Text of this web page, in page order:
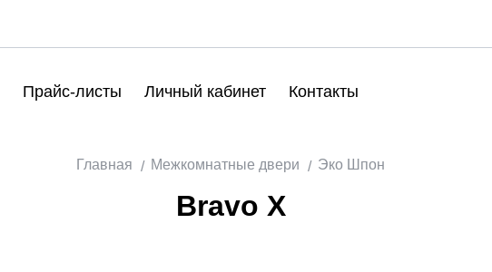
Прайс-листы Личный кабинет Контакты
Главная Межкомнатные двери Эко Шпон
Bravo X